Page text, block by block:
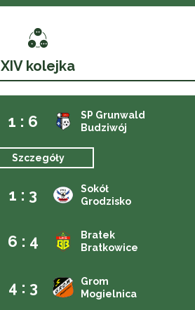
XIV kolejka
1 : 6
SP Grunwald
Budziwój
Szczegóły
1 : 3
Sokół
Grodzisko
6 : 4
Bratek
Bratkowice
4 : 3
Grom
Mogielnica